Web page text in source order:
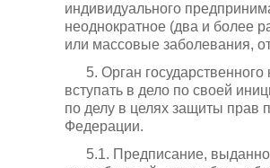
индивидуального
неоднократное (два и более
или массовые заболевания,
5. Орган
вступать в дело по своей
по делу в целях защиты прав
Федерации.
5.1. Предписание,